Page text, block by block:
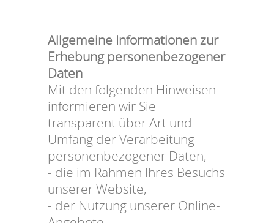
Allgemeine Informationen zur
Erhebung personenbezogener
Daten
Mit den folgenden Hinweisen
informieren wir Sie
transparent über Art und
Umfang der Verarbeitung
personenbezogener Daten,
- die im Rahmen Ihres Besuchs
unserer Website,
- der Nutzung unserer Online-